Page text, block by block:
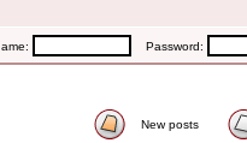
Password:
New posts